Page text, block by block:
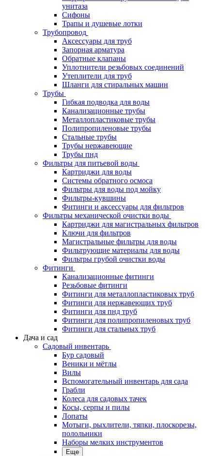
унитаза
Сифоны
Трапы и душевые лотки
Трубопровод
Аксессуары для труб
Запорная арматура
Обратные клапаны
Уплотнители резьбовых соединений
Утеплители для труб
Шланги для стиральных машин
Трубы
Гибкая подводка для воды
Канализационные трубы
Металлопластиковые трубы
Полипропиленовые трубы
Стальные трубы
Трубы нержавеющие
Трубы пнд
Фильтры для питьевой воды
Картриджи для воды
Системы обратного осмоса
Фильтры для воды под мойку
Фильтры-кувшины
Фитинги и аксессуары для фильтров
Фильтры механической очистки воды
Картриджи для магистральных фильтров
Ключи для фильтров
Магистральные фильтры для воды
Фильтрующие материалы для воды
Фильтры грубой очистки воды
Фитинги
Канализационные фитинги
Резьбовые фитинги
Фитинги для металлопластиковых труб
Фитинги для нержавеющих труб
Фитинги для пнд труб
Фитинги для полипропиленовых труб
Фитинги для стальных труб
Дача и сад
Садовый инвентарь
Бур садовый
Веники и мётлы
Вилы
Вспомогательный инвентарь для сада
Грабли
Колеса для садовых тачек
Косы, серпы и пилы
Лопаты
Мотыги, рыхлители, тяпки, плоскорезы,
полольники
Наборы мелких инструментов
Еще